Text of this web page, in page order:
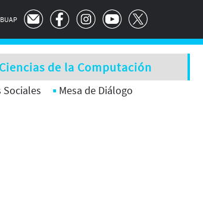
de la Computación
Sociales Mesa de Diálogo